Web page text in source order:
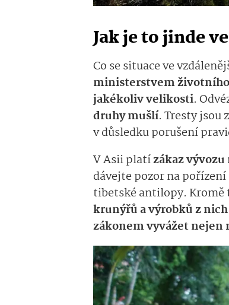
Jak je to jinde
Co se situace ve
ministerstvem
jakékoliv velikosti.
druhy mušlí. Tresty jsou
v důsledku porušení
V Asii platízákaz
dávejte pozor na pořízení
tibetské antilopy. Kromě
krunýřů a výrobků z nich
zákonem vyvážet nejen